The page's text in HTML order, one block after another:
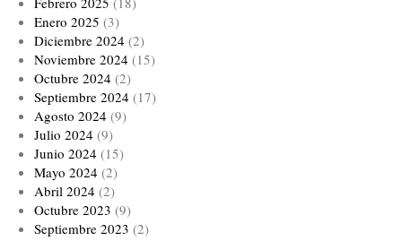
Enero 2025 (3)
Diciembre 2024 (2)
Noviembre 2024 (15)
Octubre 2024 (2)
Septiembre 2024 (17)
Agosto 2024 (9)
Julio 2024 (9)
Junio 2024 (15)
Mayo 2024 (2)
Abril 2024 (2)
Octubre 2023 (9)
Septiembre 2023 (2)